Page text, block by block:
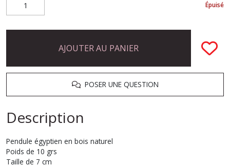
Épuisé
AJOUTER AU PANIER
POSER UNE QUESTION
Description
Pendule égyptien en bois naturel
Poids de 10 grs
Taille de 7 cm